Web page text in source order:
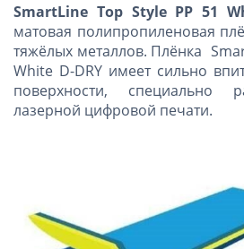
SmartLine Top Style PP 51
матовая полипропиленовая
тяжёлых металлов. Плёнка
White D-DRY имеет сильно
поверхности, специально
лазерной цифровой печати.